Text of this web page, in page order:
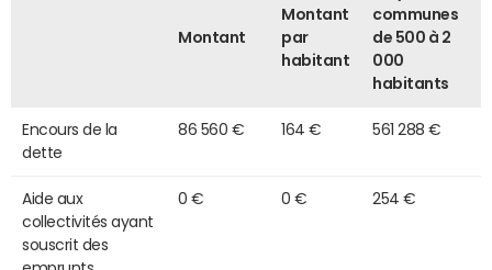
Montant
Montant
par
habitant
communes
de 500 à 2
000
habitants
Encours de la
dette
86 560 € 164 € 561 288 €
Aide aux
collectivités ayant
souscrit des
0 € 0 € 254 €